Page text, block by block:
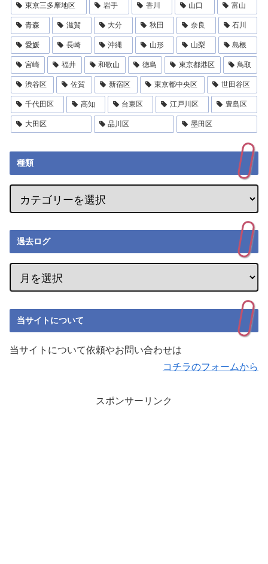
東京三多摩地区 岩手 香川 山口 富山
青森 滋賀 大分 秋田 奈良 石川
愛媛 長崎 沖縄 山形 山梨 島根
宮崎 福井 和歌山 徳島 東京都港区 鳥取
渋谷区 佐賀 新宿区 東京都中央区 世田谷区
千代田区 高知 台東区 江戸川区 豊島区
大田区 品川区 墨田区
種類
過去ログ
当サイトについて
当サイトについて依頼やお問い合わせは
コチラのフォームから
スポンサーリンク